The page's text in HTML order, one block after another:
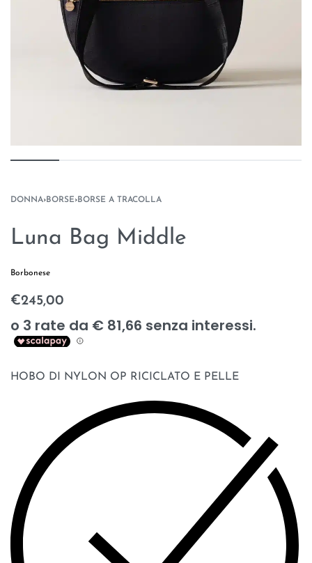
DONNA›BORSE›BORSE A TRACOLLA
Luna Bag Middle
Borbonese
€245,00
HOBO DI NYLON OP RICICLATO E PELLE